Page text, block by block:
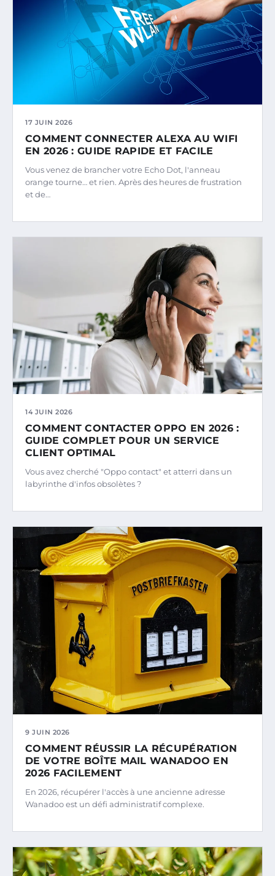
17 JUIN 2026
COMMENT CONNECTER ALEXA AU WIFI
EN 2026 : GUIDE RAPIDE ET FACILE
Vous venez de brancher votre Echo Dot, l'anneau
orange tourne… et rien. Après des heures de frustration
et de…
14 JUIN 2026
COMMENT CONTACTER OPPO EN 2026 :
GUIDE COMPLET POUR UN SERVICE
CLIENT OPTIMAL
Vous avez cherché "Oppo contact" et atterri dans un
labyrinthe d'infos obsolètes ?
9 JUIN 2026
COMMENT RÉUSSIR LA RÉCUPÉRATION
DE VOTRE BOÎTE MAIL WANADOO EN
2026 FACILEMENT
En 2026, récupérer l'accès à une ancienne adresse
Wanadoo est un défi administratif complexe.